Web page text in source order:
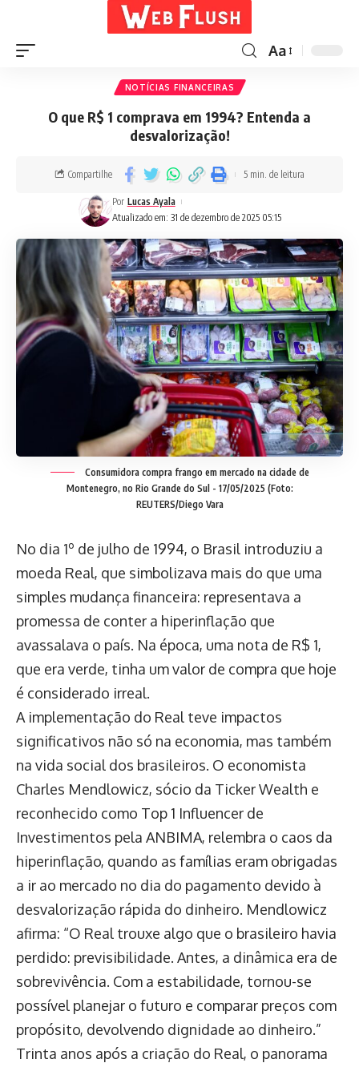
Aa
NOTÍCIAS FINANCEIRAS
O que R$ 1 comprava em 1994? Entenda a
desvalorização!
Atualizado em: 31 de dezembro de 2025 05:15
Por Lucas Ayala
Compartilhe 5 min. de leitura
Consumidora compra frango em mercado na cidade de
Montenegro, no Rio Grande do Sul - 17/05/2025 (Foto:
REUTERS/Diego Vara
No dia 1º de julho de 1994, o Brasil introduziu a
moeda Real, que simbolizava mais do que uma
simples mudança financeira: representava a
promessa de conter a hiperinflação que
avassalava o país. Na época, uma nota de R$ 1,
que era verde, tinha um valor de compra que hoje
é considerado irreal.
A implementação do Real teve impactos
significativos não só na economia, mas também
na vida social dos brasileiros. O economista
Charles Mendlowicz, sócio da Ticker Wealth e
reconhecido como Top 1 Influencer de
Investimentos pela ANBIMA, relembra o caos da
hiperinflação, quando as famílias eram obrigadas
a ir ao mercado no dia do pagamento devido à
desvalorização rápida do dinheiro. Mendlowicz
afirma: “O Real trouxe algo que o brasileiro havia
perdido: previsibilidade. Antes, a dinâmica era de
sobrevivência. Com a estabilidade, tornou-se
possível planejar o futuro e comparar preços com
propósito, devolvendo dignidade ao dinheiro.”
Trinta anos após a criação do Real, o panorama